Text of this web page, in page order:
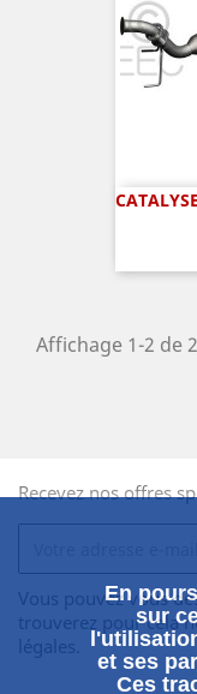
Affichage 1-2 de
Recevez nos offres
Vous pouvez vous
trouverez pour cela
légales.
En
sur
et ses
Ces